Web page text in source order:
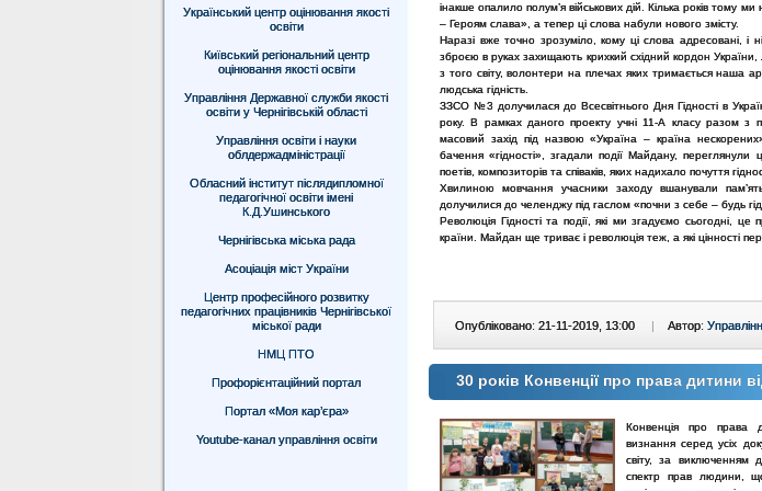
Український центр оцінювання якості
освіти
Київський регіональний центр
оцінювання якості освіти
Управління Державної служби якості
освіти у Чернігівській області
Управління освіти і науки
облдержадміністрації
Обласний інститут післядипломної
педагогічної освіти імені
К.Д.Ушинського
Чернігівська міська рада
Асоціація міст України
Центр професійного розвитку
педагогічних працівників Чернігівської
міської ради
НМЦ ПТО
Профорієнтаційний портал
Портал «Моя кар’єра»
Youtube-канал управління освіти
інакше опалило полум’я військових дій. Кілька років тому
– Героям слава», а тепер ці слова набули нового змісту.
Наразі вже точно зрозуміло, кому ці слова адресовані, і
зброєю в руках захищають крихкий східний кордон
з того світу, волонтери на плечах яких тримається наша
людська гідність.
ЗЗСО №3 долучилася до Всесвітнього Дня Гідності в
року. В рамках даного проекту учні 11-А класу разом
масовий захід під назвою «Україна – країна
бачення «гідності», згадали події Майдану, переглянули
поетів, композиторів та співаків, яких надихало почуття
Хвилиною мовчання учасники заходу вшанували
долучилися до челенджу під гаслом «почни з себе – будь
Революція Гідності та події, які ми згадуємо сьогодні,
країни. Майдан ще триває і революція теж, а які цінності
Опубліковано: 21-11-2019, 13:00 | Автор:
30 років Конвенції про права дитини
Конвенція про права
визнання серед усіх
світу, за виключенням
спектр прав людини,